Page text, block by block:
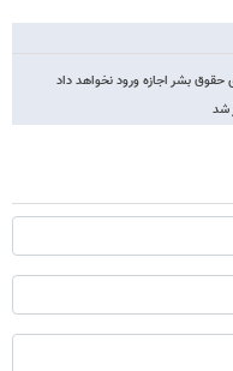
بشر اجازه ورود نخواهد داد
شد